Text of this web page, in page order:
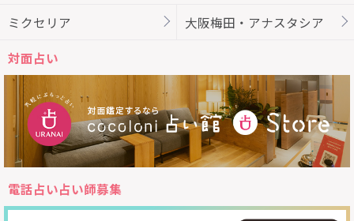
ミクセリア
大阪梅田・アナスタシア
対面占い
電話占い占い師募集